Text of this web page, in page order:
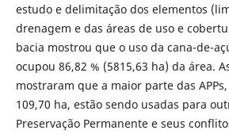
estudo e delimitação dos elementos
drenagem e das áreas de uso e
bacia mostrou que o uso da cana-de-
ocupou 86,82 % (5815,63 ha) da área.
mostraram que a maior parte das
109,70 ha, estão sendo usadas para
Preservação Permanente e seus